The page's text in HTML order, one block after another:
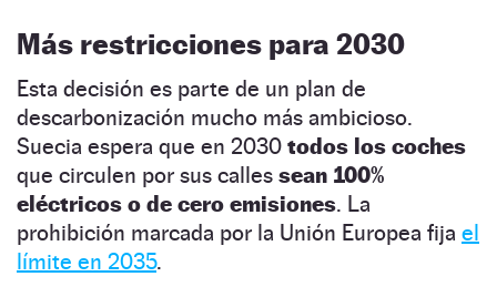
Más restricciones para 2030
Esta decisión es parte de un plan de
descarbonización mucho más ambicioso.
Suecia espera que en 2030 todos los coches
que circulen por sus calles sean 100%
eléctricos o de cero emisiones. La
prohibición marcada por la Unión Europea fija el
límite en 2035.